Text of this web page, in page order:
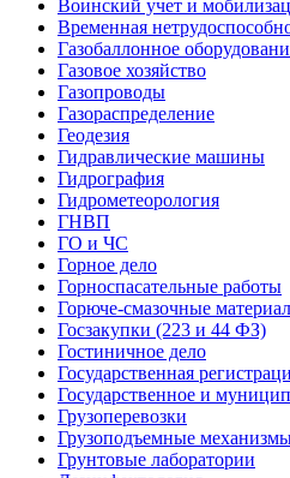
Воинский учет и
Временная
Газобаллонное
Газовое хозяйство
Газопроводы
Газораспределение
Геодезия
Гидравлические машины
Гидрография
Гидрометеорология
ГНВП
ГО и ЧС
Горное дело
Горноспасательные работы
Горюче-смазочные
Госзакупки (223 и 44 ФЗ)
Гостиничное дело
Государственная
Государственное и
Грузоперевозки
Грузоподъемные
Грунтовые лаборатории